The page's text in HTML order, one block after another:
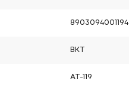
8903094001194
BKT
AT-119